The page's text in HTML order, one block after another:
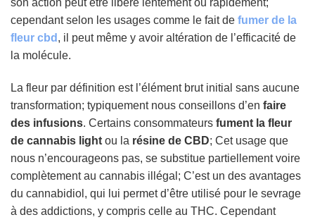
son action peut être libéré lentement ou rapidement;
cependant selon les usages comme le fait de fumer de la
fleur cbd , il peut même y avoir altération de l’efficacité de
la molécule.
La fleur par définition est l’élément brut initial sans aucune
transformation; typiquement nous conseillons d’en faire
des infusions. Certains consommateurs fument la fleur
de cannabis light ou la résine de CBD; Cet usage que
nous n’encourageons pas, se substitue partiellement voire
complètement au cannabis illégal; C’est un des avantages
du cannabidiol, qui lui permet d’être utilisé pour le sevrage
à des addictions, y compris celle au THC. Cependant